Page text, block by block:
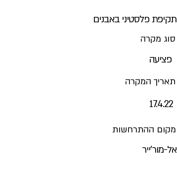
תקיפת פלסטיני באבנים
סוג מקרה
פציעה
תאריך המקרה
17.4.22
מקום ההתרחשות
אל-מור'ייר